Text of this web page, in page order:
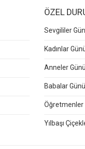
ÖZEL
Sevgililer
Kadınlar
Anneler
Babalar
Öğretmenler
Yılbaşı